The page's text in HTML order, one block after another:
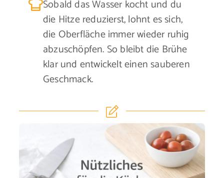
Sobald das Wasser kocht und du
die Hitze reduzierst, lohnt es sich,
die Oberfläche immer wieder ruhig
abzuschöpfen. So bleibt die Brühe
klar und entwickelt einen sauberen
Geschmack.